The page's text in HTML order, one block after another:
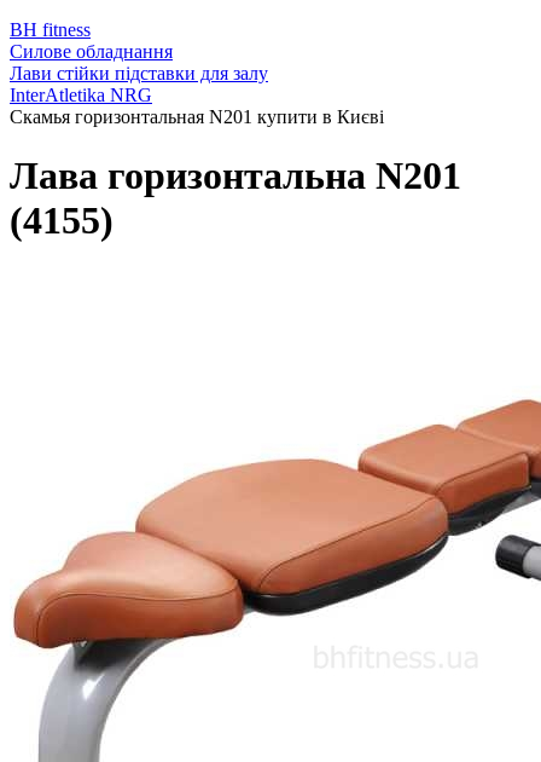
BH fitness
Силове обладнання
Лави стійки підставки для залу
InterAtletika NRG
Скамья горизонтальная N201 купити в Києві
Лава горизонтальна N201
(4155)